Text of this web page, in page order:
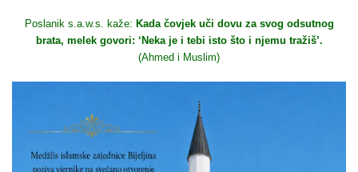
Poslanik s.a.w.s. kaže: Kada čovjek uči dovu za svog odsutnog
brata, melek govori: ‘Neka je i tebi isto što i njemu tražiš’.
(Ahmed i Muslim)